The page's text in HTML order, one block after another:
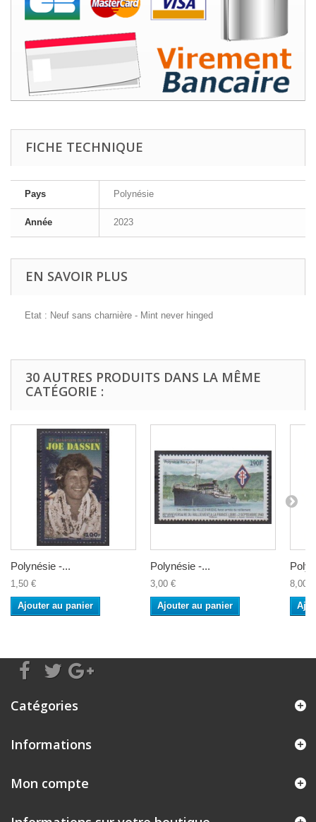
FICHE TECHNIQUE
Pays Polynésie
Année 2023
EN SAVOIR PLUS
Etat : Neuf sans charnière - Mint never hinged
30 AUTRES PRODUITS DANS LA MÊME
CATÉGORIE :
Polynésie -...
1,50 €
Ajouter au panier
Polynésie -...
3,00 €
Ajouter au panier
8,00 €
Catégories
Informations
Mon compte